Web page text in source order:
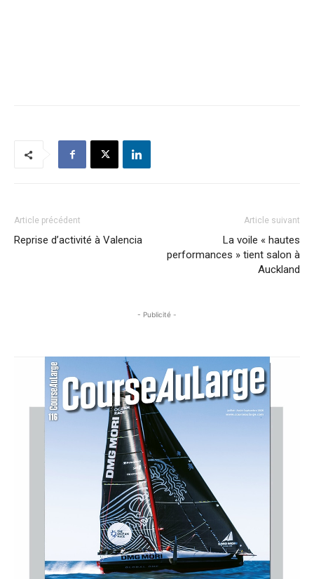
Article précédent
Reprise d’activité à Valencia
Article suivant
La voile « hautes
performances » tient salon à
Auckland
- Publicité -